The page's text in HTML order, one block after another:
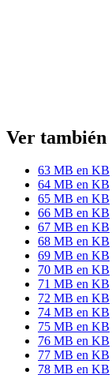
Ver también
63 MB en KB
64 MB en KB
65 MB en KB
66 MB en KB
67 MB en KB
68 MB en KB
69 MB en KB
70 MB en KB
71 MB en KB
72 MB en KB
74 MB en KB
75 MB en KB
76 MB en KB
77 MB en KB
78 MB en KB